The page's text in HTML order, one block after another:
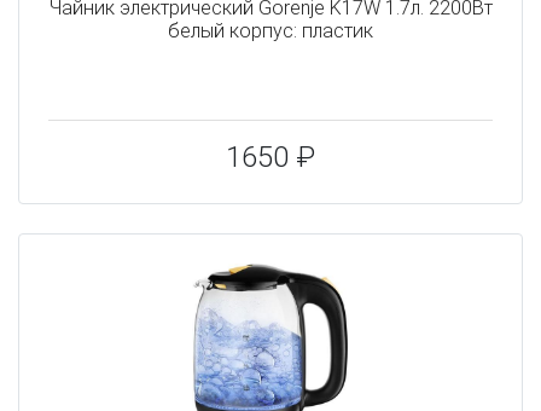
Чайник электрический Gorenje K17W 1.7л. 2200Вт
белый корпус: пластик
1650 ₽